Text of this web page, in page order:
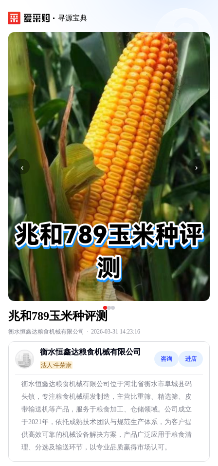
寻源宝典
‹ ›
兆和789玉米种评测
衡水恒鑫达粮食机械有限公司 · 2026-03-31 14:23:16
衡水恒鑫达粮食机械有限公司
法人:牛荣康
咨询 进店
衡水恒鑫达粮食机械有限公司位于河北省衡水市阜城县码
头镇，专注粮食机械研发制造，主营比重筛、精选筛、皮
带输送机等产品，服务于粮食加工、仓储领域。公司成立
于2021年，依托成熟技术团队与规范生产体系，为客户提
供高效可靠的机械设备解决方案，产品广泛应用于粮食清
理、分选及输送环节，以专业品质赢得市场认可。